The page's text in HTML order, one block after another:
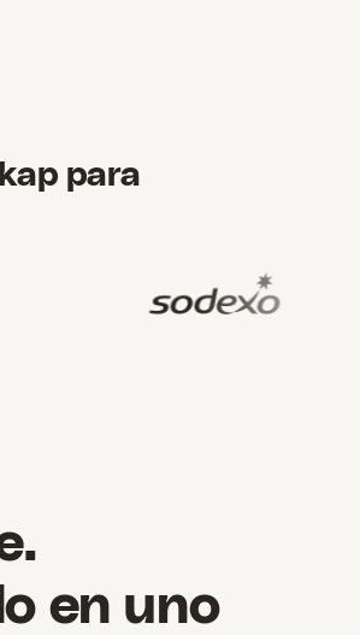
para
en uno